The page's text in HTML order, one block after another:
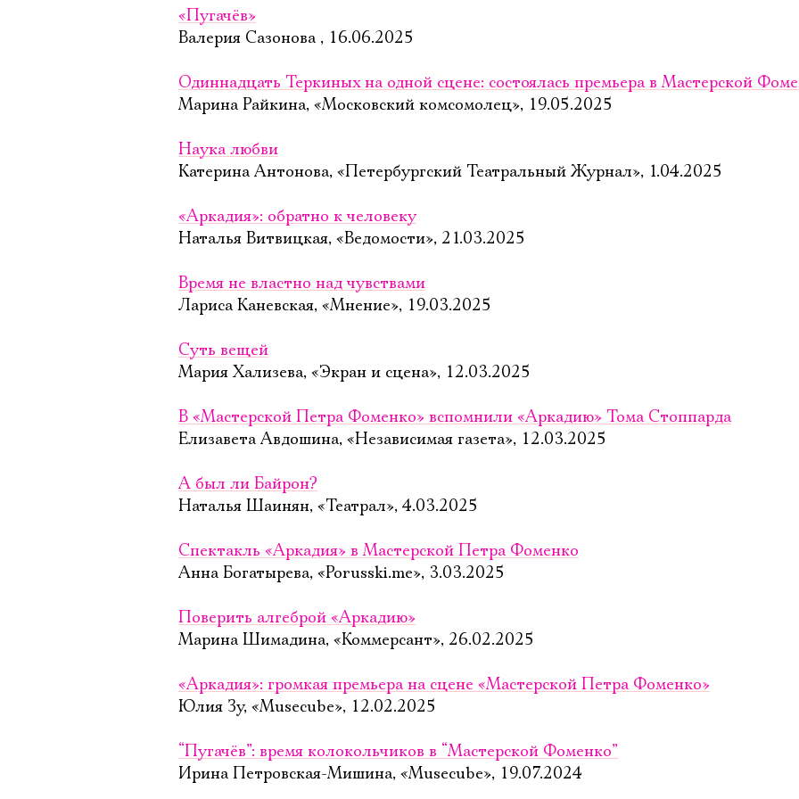
«Пугачёв»
Валерия Сазонова , 16.06.2025
Одиннадцать Теркиных на одной сцене: состоялась премьера в Мастерской
Марина Райкина, «Московский комсомолец», 19.05.2025
Наука любви
Катерина Антонова, «Петербургский Театральный Журнал», 1.04.2025
«Аркадия»: обратно к человеку
Наталья Витвицкая, «Ведомости», 21.03.2025
Время не властно над чувствами
Лариса Каневская, «Мнение», 19.03.2025
Суть вещей
Мария Хализева, «Экран и сцена», 12.03.2025
В «Мастерской Петра Фоменко» вспомнили «Аркадию» Тома Стоппарда
Елизавета Авдошина, «Независимая газета», 12.03.2025
А был ли Байрон?
Наталья Шаинян, «Театрал», 4.03.2025
Спектакль «Аркадия» в Мастерской Петра Фоменко
Анна Богатырева, «Porusski.me», 3.03.2025
Поверить алгеброй «Аркадию»
Марина Шимадина, «Коммерсант», 26.02.2025
«Аркадия»: громкая премьера на сцене «Мастерской Петра Фоменко»
Юлия Зу, «Musecube», 12.02.2025
“Пугачёв”: время колокольчиков в “Мастерской Фоменко”
Ирина Петровская-Мишина, «Musecube», 19.07.2024